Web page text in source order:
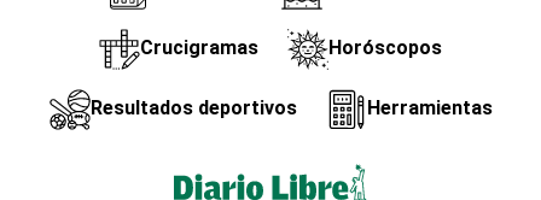
Crucigramas Horóscopos
Resultados deportivos Herramientas